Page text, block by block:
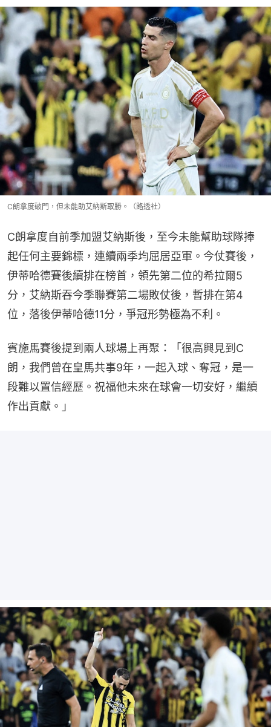
C朗拿度破門，但未能助艾納斯取勝。（路透社）
C朗拿度自前季加盟艾納斯後，至今未能幫助球隊捧
起任何主要錦標，連續兩季均屈居亞軍。今仗賽後，
伊蒂哈德賽後續排在榜首，領先第二位的希拉爾5
分，艾納斯吞今季聯賽第二場敗仗後，暫排在第4
位，落後伊蒂哈德11分，爭冠形勢極為不利。
賓施馬賽後提到兩人球場上再聚：「很高興見到C
朗，我們曾在皇馬共事9年，一起入球、奪冠，是一
段難以置信經歷。祝福他未來在球會一切安好，繼續
作出貢獻。」